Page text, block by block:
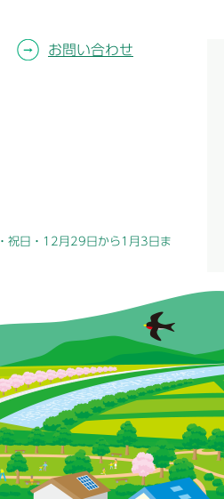
お問い合わせ
祝日・12月29日から1月3日ま